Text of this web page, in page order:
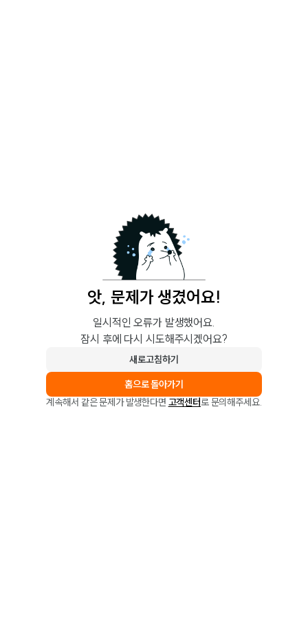
앗, 문제가 생겼어요!
일시적인 오류가 발생했어요.
잠시 후에 다시 시도해주시겠어요?
새로고침하기
홈으로 돌아가기
계속해서 같은 문제가 발생한다면 고객센터로 문의해주세요.